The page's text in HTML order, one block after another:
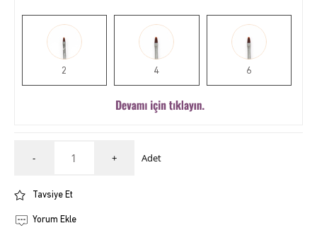
2 4 6
- + Adet
Tavsiye Et
Yorum Ekle